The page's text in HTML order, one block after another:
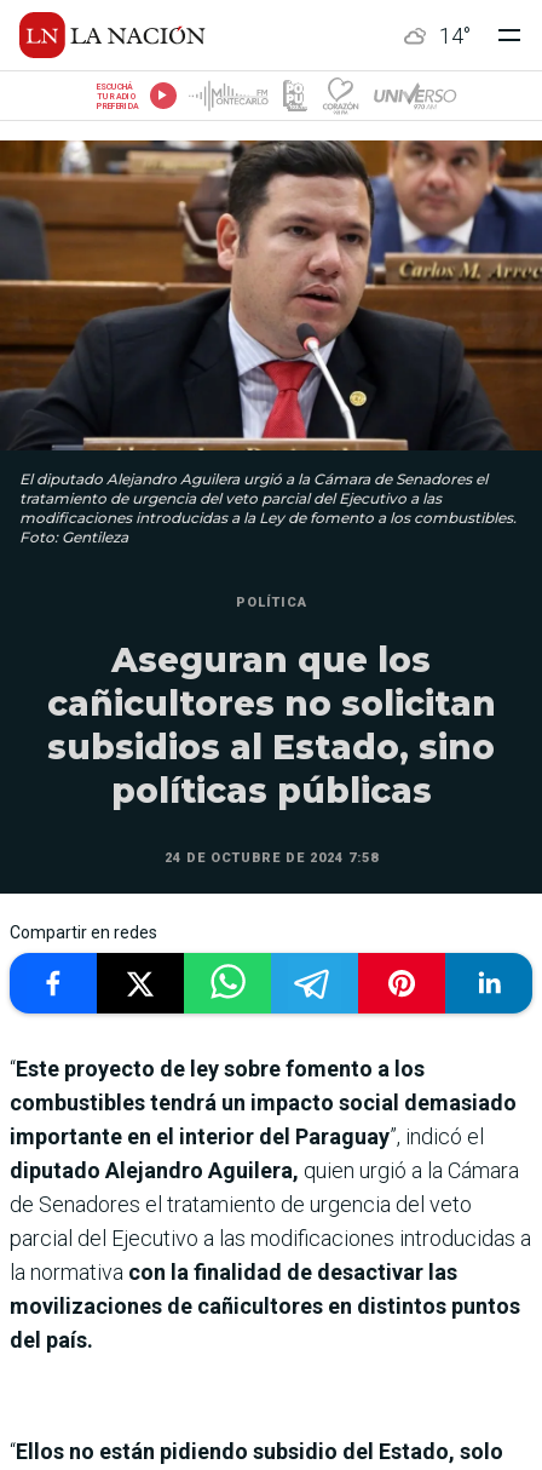
14°
ESCUCHÁ
TU RADIO
PREFERIDA
El diputado Alejandro Aguilera urgió a la Cámara de Senadores el
tratamiento de urgencia del veto parcial del Ejecutivo a las
modificaciones introducidas a la Ley de fomento a los combustibles.
Foto: Gentileza
POLÍTICA
Aseguran que los
cañicultores no solicitan
subsidios al Estado, sino
políticas públicas
24 DE OCTUBRE DE 2024 7:58
Compartir en redes
“Este proyecto de ley sobre fomento a los
combustibles tendrá un impacto social demasiado
importante en el interior del Paraguay”, indicó el
diputado Alejandro Aguilera, quien urgió a la Cámara
de Senadores el tratamiento de urgencia del veto
parcial del Ejecutivo a las modificaciones introducidas a
la normativa con la finalidad de desactivar las
movilizaciones de cañicultores en distintos puntos
del país.
“Ellos no están pidiendo subsidio del Estado, solo